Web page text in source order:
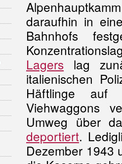
daraufhin in
Bahnhofs
Lagers lag
italienischen
Häftlinge auf
Viehwaggons
Umweg über
deportiert.
Dezember 1943